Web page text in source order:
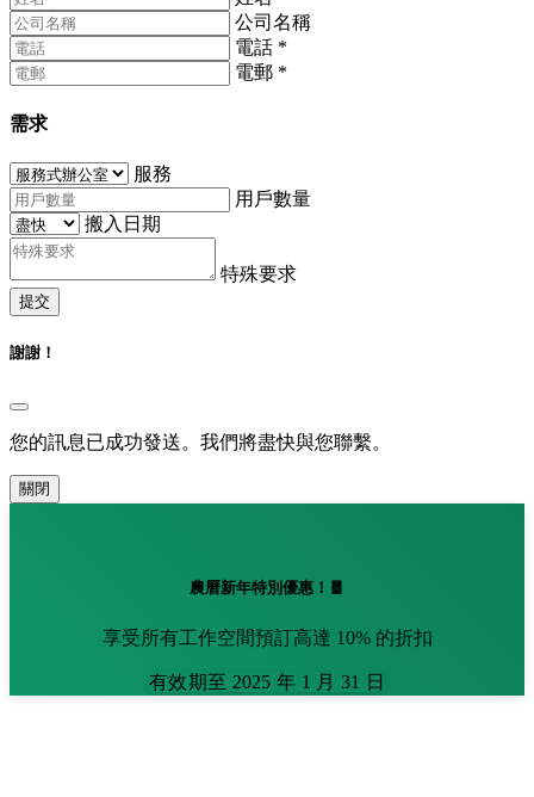
公司名稱
電話 *
電郵 *
需求
服務
用戶數量
搬入日期
特殊要求
提交
謝謝！
您的訊息已成功發送。我們將盡快與您聯繫。
關閉
農曆新年特別優惠！🧧
享受所有工作空間預訂高達 10% 的折扣
有效期至 2025 年 1 月 31 日